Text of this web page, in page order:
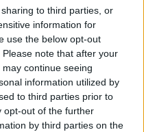
to third parties, or
information for
use the below opt-out
note that after your
continue seeing
information utilized by
to third parties prior to
opt-out of the further
by third parties on the
egyikében ma